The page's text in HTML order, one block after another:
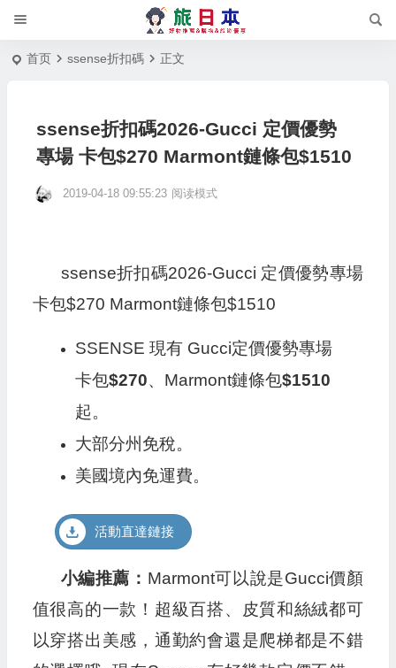
首页 ssense折扣碼 正文
ssense折扣碼2026-Gucci 定價優勢
專場 卡包$270 Marmont鏈條包$1510
2019-04-18 09:55:23 阅读模式
ssense折扣碼2026-Gucci 定價優勢專場
卡包$270 Marmont鏈條包$1510
SSENSE 現有 Gucci定價優勢專場
卡包$270、Marmont鏈條包$1510
起。
大部分州免稅。
美國境內免運費。
活動直達鏈接
小編推薦： Marmont可以說是Gucci價顏
值很高的一款！超級百搭、皮質和絲絨都可
以穿搭出美感，通勤約會還是爬梯都是不錯